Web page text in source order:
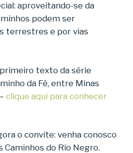
aproveitando-se da
podem ser
terrestres e por vias
texto da série
da Fé, entre Minas
clique aqui para conhecer
o convite: venha conosco
Caminhos do Rio Negro.